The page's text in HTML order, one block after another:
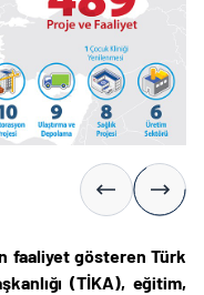
faaliyet gösteren Türk
(TİKA), eğitim,